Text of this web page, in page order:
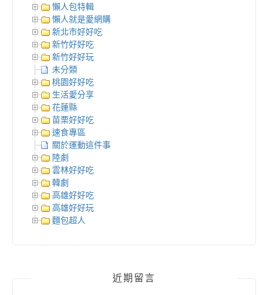
懶人包特輯
懶人就是愛網購
新北市好好吃
新竹好好吃
新竹好好玩
未分類
桃園好好吃
生活愛分享
花蓮縣
苗栗好好吃
速食專區
關於運動這件事
陸劇
雲林好好吃
韓劇
高雄好好吃
高雄好好玩
麵包超人
近期留言